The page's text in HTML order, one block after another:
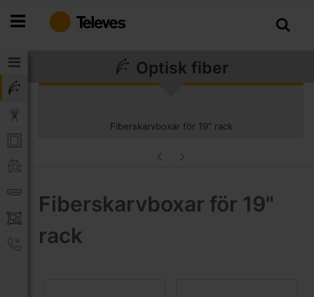
till
Optisk fiber
Fiberskarvboxar för 19" rack
Fiberskarvboxar för 19"
rack